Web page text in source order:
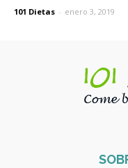
101 Dietas - enero 3, 2019